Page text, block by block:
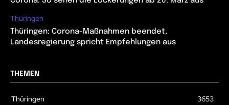
Thüringen
Thüringen: Corona-Maßnahmen beendet,
Landesregierung spricht Empfehlungen aus
THEMEN
Thüringen
3653